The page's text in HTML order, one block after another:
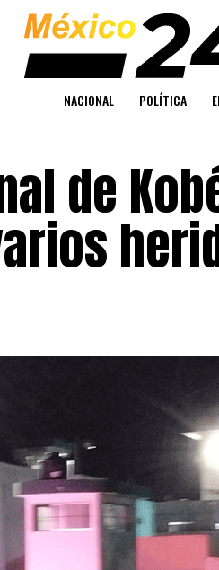
NACIONAL POLÍTICA
de